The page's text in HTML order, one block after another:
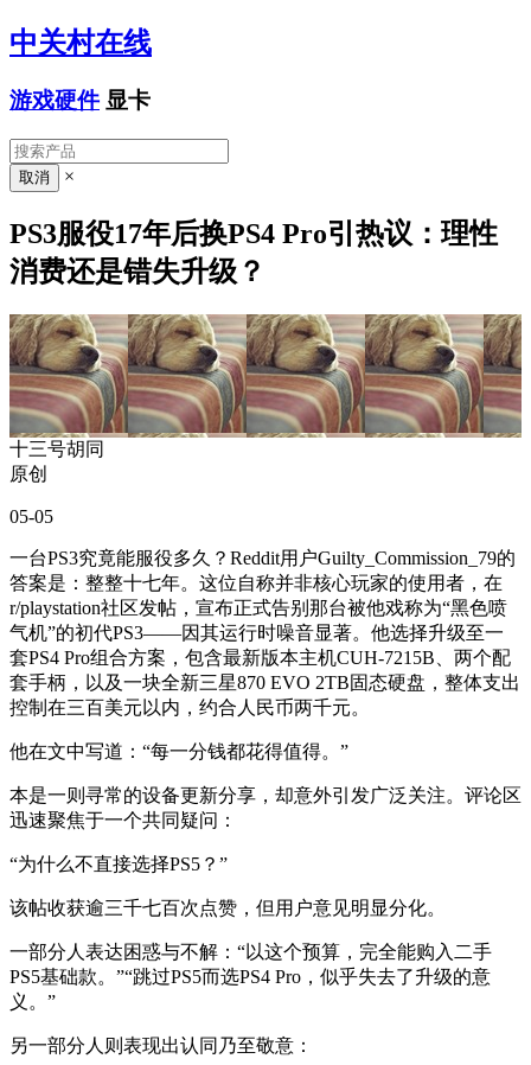
中关村在线
游戏硬件 显卡
×
PS3服役17年后换PS4 Pro引热议：理性
消费还是错失升级？
十三号胡同
原创
05-05
一台PS3究竟能服役多久？Reddit用户Guilty_Commission_79的
答案是：整整十七年。这位自称并非核心玩家的使用者，在
r/playstation社区发帖，宣布正式告别那台被他戏称为“黑色喷
气机”的初代PS3——因其运行时噪音显著。他选择升级至一
套PS4 Pro组合方案，包含最新版本主机CUH-7215B、两个配
套手柄，以及一块全新三星870 EVO 2TB固态硬盘，整体支出
控制在三百美元以内，约合人民币两千元。
他在文中写道：“每一分钱都花得值得。”
本是一则寻常的设备更新分享，却意外引发广泛关注。评论区
迅速聚焦于一个共同疑问：
“为什么不直接选择PS5？”
该帖收获逾三千七百次点赞，但用户意见明显分化。
一部分人表达困惑与不解：“以这个预算，完全能购入二手
PS5基础款。”“跳过PS5而选PS4 Pro，似乎失去了升级的意
义。”
另一部分人则表现出认同乃至敬意：